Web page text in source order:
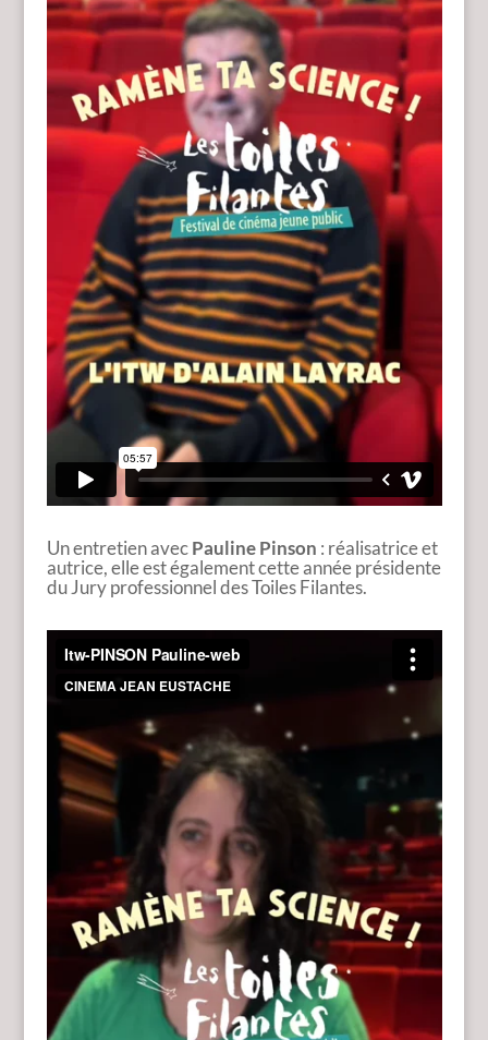
Un entretien avecPauline Pinson : réalisatrice et
autrice, elle est également cette année présidente
du Jury professionnel des Toiles Filantes.